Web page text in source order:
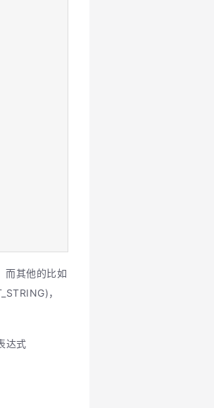
而其他的比如
，
达式